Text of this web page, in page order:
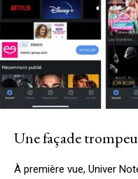
Une façade
À première vue, Univer